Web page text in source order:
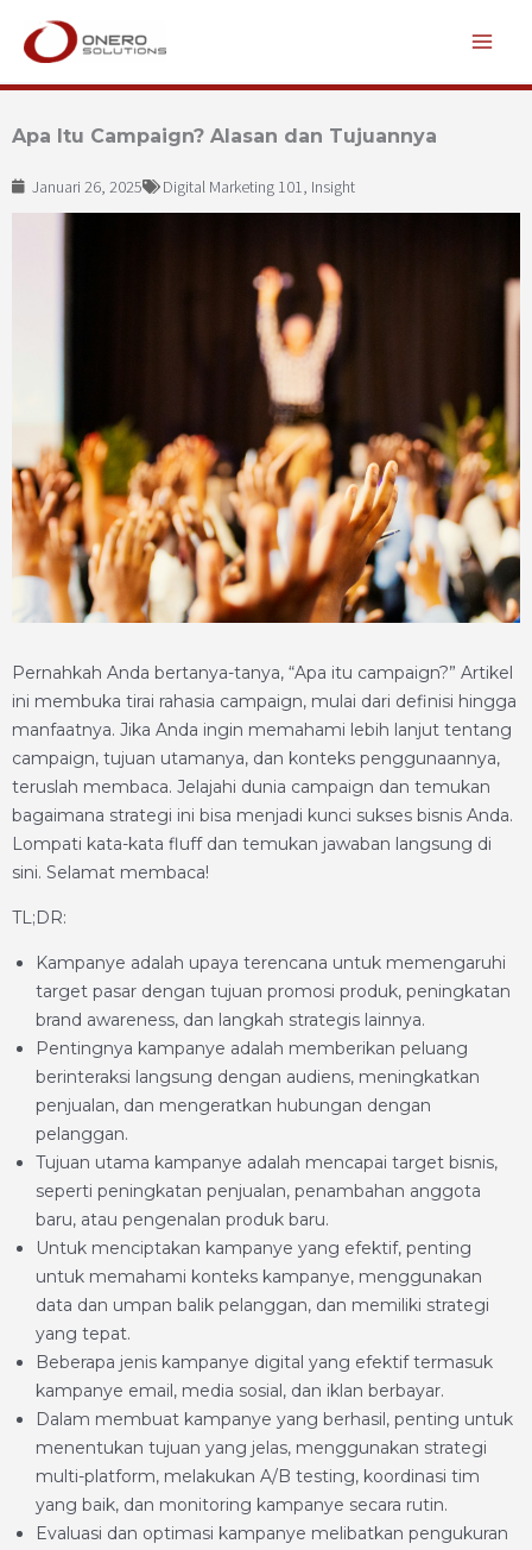
Lewati
Apa Itu Campaign? Alasan dan Tujuannya
Januari 26, 2025 Digital Marketing 101, Insight
Pernahkah Anda bertanya-tanya, “Apa itu campaign?” Artikel
ini membuka tirai rahasia campaign, mulai dari definisi hingga
manfaatnya. Jika Anda ingin memahami lebih lanjut tentang
campaign, tujuan utamanya, dan konteks penggunaannya,
teruslah membaca. Jelajahi dunia campaign dan temukan
bagaimana strategi ini bisa menjadi kunci sukses bisnis Anda.
Lompati kata-kata fluff dan temukan jawaban langsung di
sini. Selamat membaca!
TL;DR:
Kampanye adalah upaya terencana untuk memengaruhi
target pasar dengan tujuan promosi produk, peningkatan
brand awareness, dan langkah strategis lainnya.
Pentingnya kampanye adalah memberikan peluang
berinteraksi langsung dengan audiens, meningkatkan
penjualan, dan mengeratkan hubungan dengan
pelanggan.
Tujuan utama kampanye adalah mencapai target bisnis,
seperti peningkatan penjualan, penambahan anggota
baru, atau pengenalan produk baru.
Untuk menciptakan kampanye yang efektif, penting
untuk memahami konteks kampanye, menggunakan
data dan umpan balik pelanggan, dan memiliki strategi
yang tepat.
Beberapa jenis kampanye digital yang efektif termasuk
kampanye email, media sosial, dan iklan berbayar.
Dalam membuat kampanye yang berhasil, penting untuk
menentukan tujuan yang jelas, menggunakan strategi
multi-platform, melakukan A/B testing, koordinasi tim
yang baik, dan monitoring kampanye secara rutin.
Evaluasi dan optimasi kampanye melibatkan pengukuran